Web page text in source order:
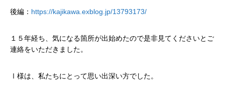
後編： https://kajikawa.exblog.jp/13793173/
１５年経ち、気になる箇所が出始めたので是非見てくださいとご
連絡をいただきました。
Ⅰ様は、私たちにとって思い出深い方でした。